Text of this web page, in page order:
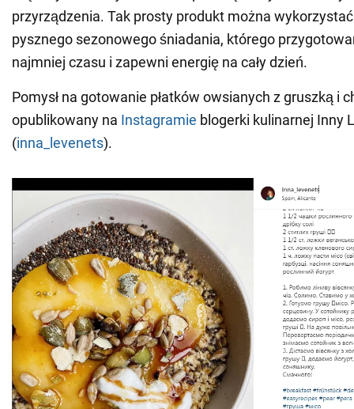
przyrządzenia. Tak prosty produkt można
pysznego sezonowego śniadania, którego
najmniej czasu i zapewni energię na cały dzień.
Pomysł na gotowanie płatków owsianych z gruszką i
opublikowany na Instagramie blogerki kulinarnej Inny
(inna_levenets).